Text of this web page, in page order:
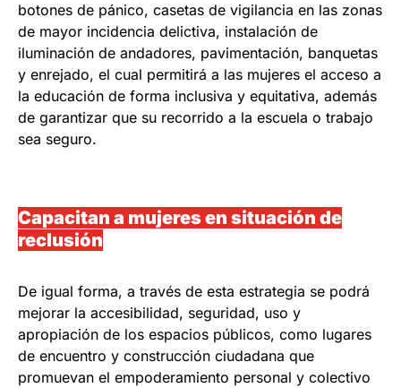
botones de pánico, casetas de vigilancia en las zonas
de mayor incidencia delictiva, instalación de
iluminación de andadores, pavimentación, banquetas
y enrejado, el cual permitirá a las mujeres el acceso a
la educación de forma inclusiva y equitativa, además
de garantizar que su recorrido a la escuela o trabajo
sea seguro.
Capacitan a mujeres en situación de
reclusión
De igual forma, a través de esta estrategia se podrá
mejorar la accesibilidad, seguridad, uso y
apropiación de los espacios públicos, como lugares
de encuentro y construcción ciudadana que
promuevan el empoderamiento personal y colectivo